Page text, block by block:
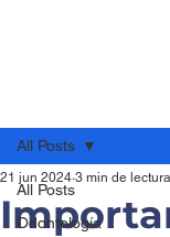
All Posts
Odontología
All Posts
21 jun 2024 3 min de lectura